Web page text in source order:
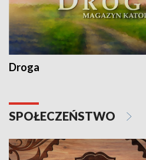
Droga
SPOŁECZEŃSTWO